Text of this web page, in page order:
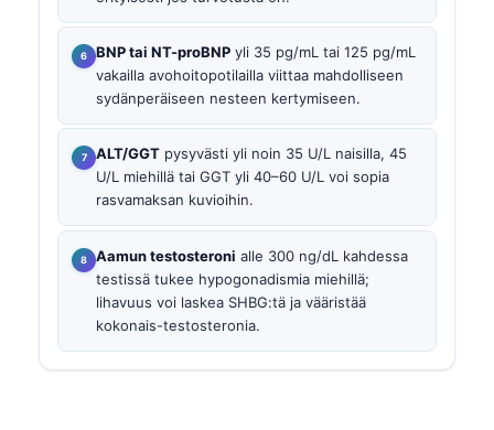
BNP tai NT-proBNP yli 35 pg/mL tai 125 pg/mL
vakailla avohoitopotilailla viittaa mahdolliseen
sydänperäiseen nesteen kertymiseen.
ALT/GGT pysyvästi yli noin 35 U/L naisilla, 45
U/L miehillä tai GGT yli 40–60 U/L voi sopia
rasvamaksan kuvioihin.
Aamun testosteroni alle 300 ng/dL kahdessa
testissä tukee hypogonadismia miehillä;
lihavuus voi laskea SHBG:tä ja vääristää
kokonais-testosteronia.